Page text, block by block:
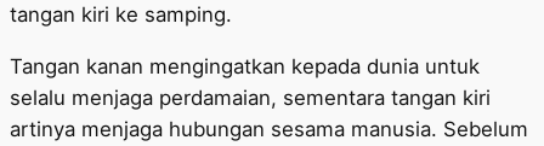
tangan kiri ke samping.
Tangan kanan mengingatkan kepada dunia untuk
selalu menjaga perdamaian, sementara tangan kiri
artinya menjaga hubungan sesama manusia. Sebelum